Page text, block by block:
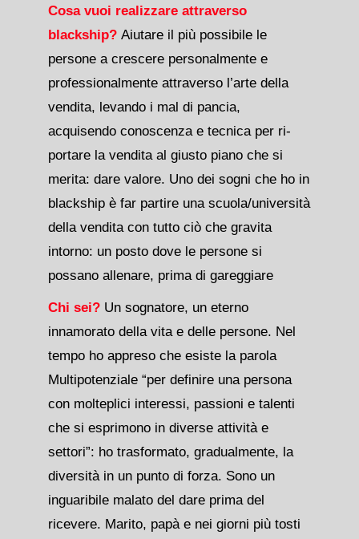
Cosa vuoi realizzare attraverso
blackship? Aiutare il più possibile le
persone a crescere personalmente e
professionalmente attraverso l’arte della
vendita, levando i mal di pancia,
acquisendo conoscenza e tecnica per ri-
portare la vendita al giusto piano che si
merita: dare valore. Uno dei sogni che ho in
blackship è far partire una scuola/università
della vendita con tutto ciò che gravita
intorno: un posto dove le persone si
possano allenare, prima di gareggiare
Chi sei?Un sognatore, un eterno
innamorato della vita e delle persone. Nel
tempo ho appreso che esiste la parola
Multipotenziale “per definire una persona
con molteplici interessi, passioni e talenti
che si esprimono in diverse attività e
settori”: ho trasformato, gradualmente, la
diversità in un punto di forza. Sono un
inguaribile malato del dare prima del
ricevere. Marito, papà e nei giorni più tosti